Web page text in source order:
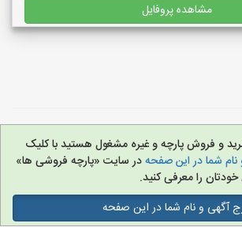
مشاهده پروفایل
و فروش پارچه و غیره مشغول هستید با کلیک
شما در این صفحهدر سایت «پارچه فروشی ها»
را معرفی کنید.
آگهی و نام شما در این صفحه